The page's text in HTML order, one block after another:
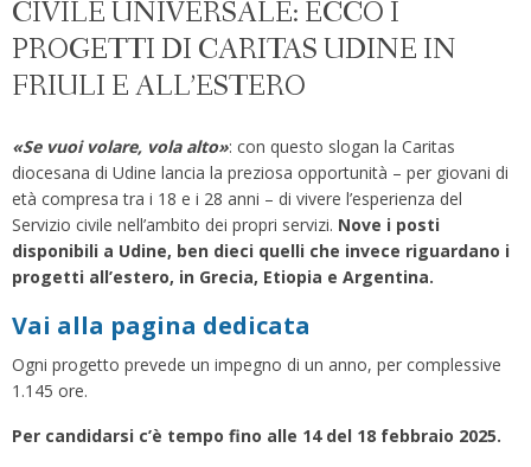
CIVILE UNIVERSALE: ECCO I
PROGETTI DI CARITAS UDINE IN
FRIULI E ALL’ESTERO
«Se vuoi volare, vola alto»: con questo slogan la Caritas
diocesana di Udine lancia la preziosa opportunità – per giovani di
età compresa tra i 18 e i 28 anni – di vivere l’esperienza del
Servizio civile nell’ambito dei propri servizi. Nove i posti
disponibili a Udine, ben dieci quelli che invece riguardano i
progetti all’estero, in Grecia, Etiopia e Argentina.
Vai alla pagina dedicata
Ogni progetto prevede un impegno di un anno, per complessive
1.145 ore.
Per candidarsi c’è tempo fino alle 14 del 18 febbraio 2025.